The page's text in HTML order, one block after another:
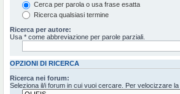
Cerca per parola o usa frase esatta
Ricerca qualsiasi termine
Ricerca per autore:
Usa * come abbreviazione per parole parziali.
OPZIONI DI RICERCA
Ricerca nei forum:
Seleziona il/i forum in cui vuoi cercare. Per velocizzare